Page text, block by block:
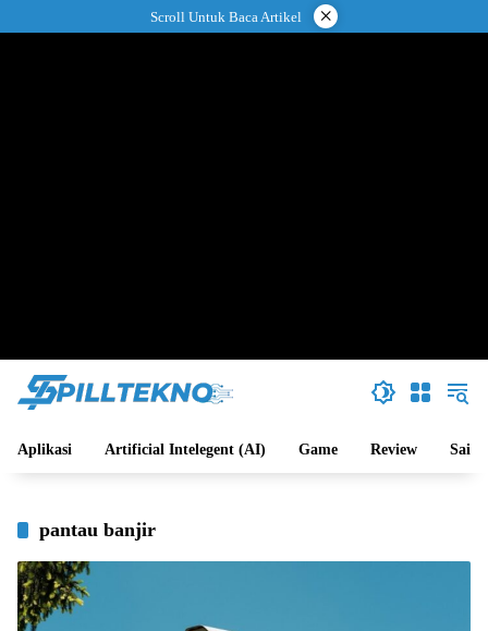
ke
Scroll Untuk Baca Artikel ×
Aplikasi Artificial Intelegent (AI) Game Review Sains
pantau banjir